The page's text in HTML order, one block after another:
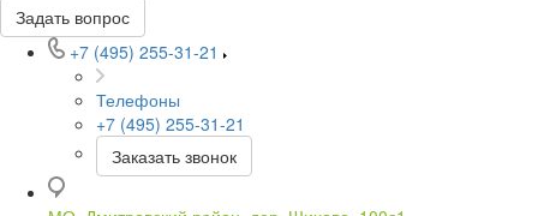
Задать вопрос
+7 (495) 255-31-21
Телефоны
+7 (495) 255-31-21
Заказать звонок